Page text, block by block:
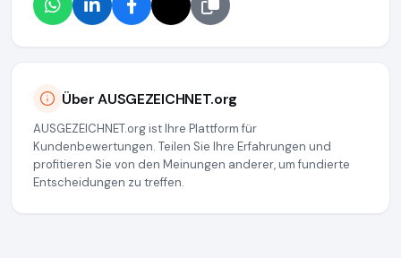
Über AUSGEZEICHNET.org
AUSGEZEICHNET.org ist Ihre Plattform für
Kundenbewertungen. Teilen Sie Ihre Erfahrungen und
profitieren Sie von den Meinungen anderer, um fundierte
Entscheidungen zu treffen.